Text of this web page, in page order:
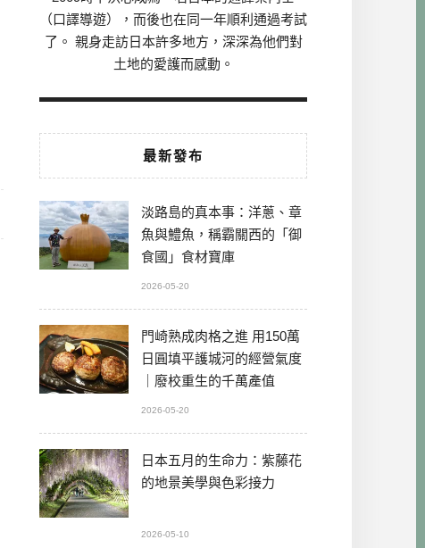
（口譯導遊），而後也在同一年順利通過考試
了。 親身走訪日本許多地方，深深為他們對
土地的愛護而感動。
最新發布
淡路島的真本事：洋蔥、章
魚與鱧魚，稱霸關西的「御
食國」食材寶庫
2026-05-20
門崎熟成肉格之進 用150萬
日圓填平護城河的經營氣度
｜廢校重生的千萬產值
2026-05-20
日本五月的生命力：紫藤花
的地景美學與色彩接力
2026-05-10